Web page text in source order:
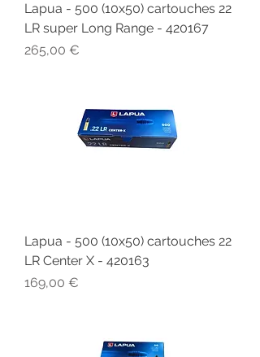
Lapua - 500 (10x50) cartouches 22
LR super Long Range - 420167
Prix
265,00 €
Lapua - 500 (10x50) cartouches 22
LR Center X - 420163
Prix
169,00 €